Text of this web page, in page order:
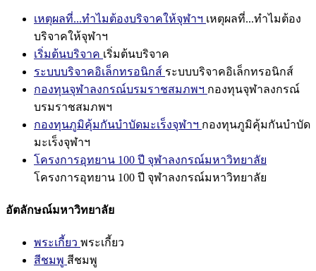
เหตุผลที่...ทำไมต้องบริจาคให้จุฬาฯ เหตุผลที่...ทำไมต้อง
บริจาคให้จุฬาฯ
เริ่มต้นบริจาค เริ่มต้นบริจาค
ระบบบริจาคอิเล็กทรอนิกส์ ระบบบริจาคอิเล็กทรอนิกส์
กองทุนจุฬาลงกรณ์บรมราชสมภพฯ กองทุนจุฬาลงกรณ์
บรมราชสมภพฯ
กองทุนภูมิคุ้มกันบำบัดมะเร็งจุฬาฯ กองทุนภูมิคุ้มกันบำบัด
มะเร็งจุฬาฯ
โครงการอุทยาน 100 ปี จุฬาลงกรณ์มหาวิทยาลัย
โครงการอุทยาน 100 ปี จุฬาลงกรณ์มหาวิทยาลัย
อัตลักษณ์มหาวิทยาลัย
พระเกี้ยว พระเกี้ยว
สีชมพู สีชมพู